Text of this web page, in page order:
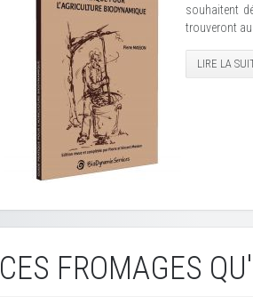
souhaitent
trouveront
LIRE LA
CES FROMAGES